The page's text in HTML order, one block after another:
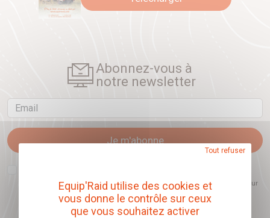
Abonnez-vous à
notre newsletter
Email
Je m'abonne
proposés. Ce choix est modifiable à tout moment et reste sans incidence sur
mon inscription.Equip'Raid utilise des cookies et
vous donne le contrôle sur ceux
que vous souhaitez activer
Tout refuser